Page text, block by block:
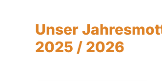
Unser
2025 / 2026